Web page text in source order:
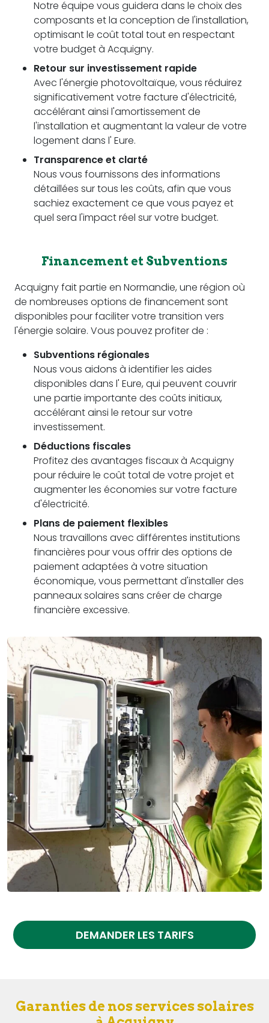
Notre équipe vous guidera dans le choix des
composants et la conception de l'installation,
optimisant le coût total tout en respectant
votre budget à Acquigny.
Retour sur investissement rapide
Avec l'énergie photovoltaïque, vous réduirez
significativement votre facture d'électricité,
accélérant ainsi l'amortissement de
l'installation et augmentant la valeur de votre
logement dans l' Eure.
Transparence et clarté
Nous vous fournissons des informations
détaillées sur tous les coûts, afin que vous
sachiez exactement ce que vous payez et
quel sera l'impact réel sur votre budget.
Financement et Subventions
Acquigny fait partie en Normandie, une région où
de nombreuses options de financement sont
disponibles pour faciliter votre transition vers
l'énergie solaire. Vous pouvez profiter de :
Subventions régionales
Nous vous aidons à identifier les aides
disponibles dans l' Eure, qui peuvent couvrir
une partie importante des coûts initiaux,
accélérant ainsi le retour sur votre
investissement.
Déductions fiscales
Profitez des avantages fiscaux à Acquigny
pour réduire le coût total de votre projet et
augmenter les économies sur votre facture
d'électricité.
Plans de paiement flexibles
Nous travaillons avec différentes institutions
financières pour vous offrir des options de
paiement adaptées à votre situation
économique, vous permettant d'installer des
panneaux solaires sans créer de charge
financière excessive.
DEMANDER LES TARIFS
Garanties de nos services solaires